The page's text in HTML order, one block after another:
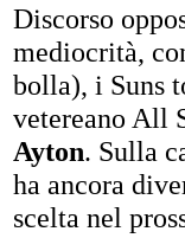
Discorso
mediocrità,
bolla), i Suns
vetereano All
Ayton. Sulla
ha ancora
scelta nel